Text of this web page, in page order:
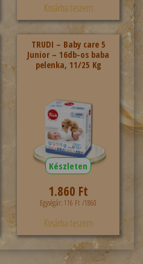
Kosárba teszem
TRUDI – Baby care 5
Junior – 16db-os baba
pelenka, 11/25 Kg
Készleten
1.860 Ft
Egységár: 116 Ft /1860
Kosárba teszem